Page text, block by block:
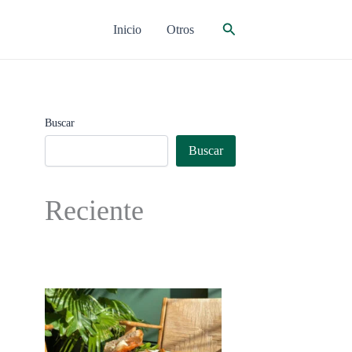
Inicio Otros Buscar
Buscar
Buscar
Reciente